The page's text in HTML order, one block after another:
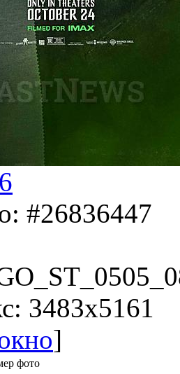
#26836447
3483x5161
]
фото